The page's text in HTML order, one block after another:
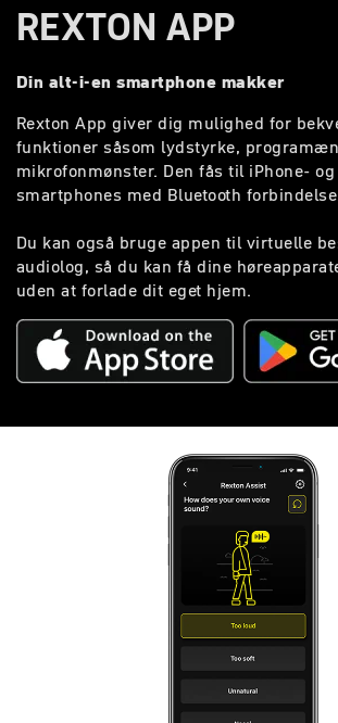
REXTON APP
Din alt-i-en smartphone makker
Rexton App giver dig mulighed for
funktioner såsom lydstyrke,
mikrofonmønster. Den fås til iPhone-
smartphones med Bluetooth
Du kan også bruge appen til virtuelle
audiolog, så du kan få dine
uden at forlade dit eget hjem.